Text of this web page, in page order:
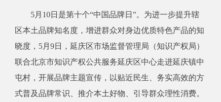
5月10日是第十个“中国品牌日”。为进一步提升辖
区本土品牌知名度，增进群众对身边优质特色产品的知
晓度，5月9日，延庆区市场监督管理局（知识产权局）
联合北京市知识产权公共服务延庆区中心走进延庆镇中
屯村，开展品牌主题宣传，以贴近民生、务实高效的方
式普及品牌常识、推介本土好物、引导群众理性消费。